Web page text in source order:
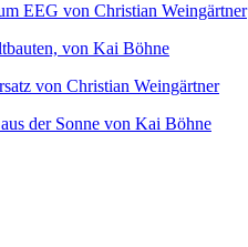
EEG von Christian Weingärtner
von Kai Böhne
von Christian Weingärtner
der Sonne von Kai Böhne